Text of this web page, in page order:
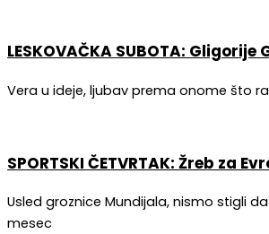
LESKOVAČKA SUBOTA:
Vera u ideje, ljubav prema onome što
SPORTSKI ČETVRTAK: Žreb za
Usled groznice Mundijala, nismo stigli
mesec